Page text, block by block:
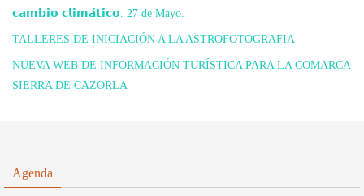
𝗰𝗮𝗺𝗯𝗶𝗼 𝗰𝗹𝗶𝗺𝗮́𝘁𝗶𝗰𝗼. 27 de Mayo.
TALLERES DE INICIACIÓN A LA ASTROFOTOGRAFIA
NUEVA WEB DE INFORMACIÓN TURÍSTICA PARA LA COMARCA
SIERRA DE CAZORLA
Agenda